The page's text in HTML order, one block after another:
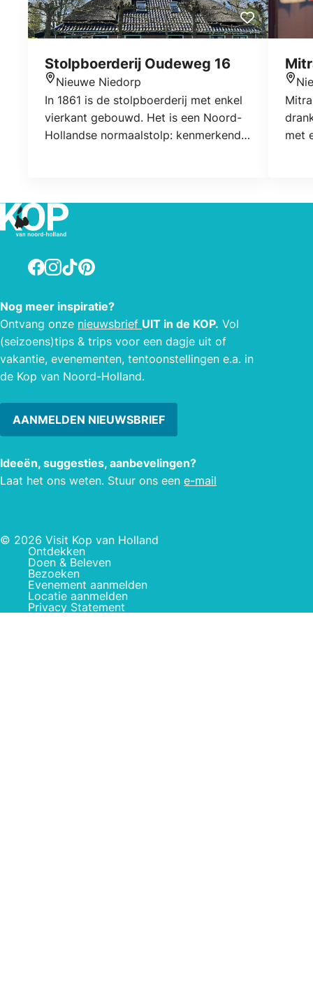
Stolpboerderij Oudeweg 16
Nieuwe Niedorp
In 1861 is de stolpboerderij met enkel
vierkant gebouwd. Het is een Noord-
Hollandse normaalstolp: kenmerkend
de jaren 80 is vermoedelijk het gehele
dak voorzien van riet. De schuur (ook
eens stolp) is gebouwd in 1898 voor
het onderbrengen van stieren,
kalveren, een paard en een varken.
met
een
Facebook
Instagram
TikTokPinterest
Nog meer inspiratie?
Ontvang onze nieuwsbrief UIT in de KOP. Vol
(seizoens)tips & trips voor een dagje uit of
vakantie, evenementen, tentoonstellingen e.a. in
de Kop van Noord-Holland.
AANMELDEN NIEUWSBRIEF
Ideeën, suggesties, aanbevelingen?
Laat het ons weten. Stuur ons een e-mail
© 2026 Visit Kop van Holland
Ontdekken
Doen & Beleven
Bezoeken
Evenement aanmelden
Locatie aanmelden
Privacy Statement